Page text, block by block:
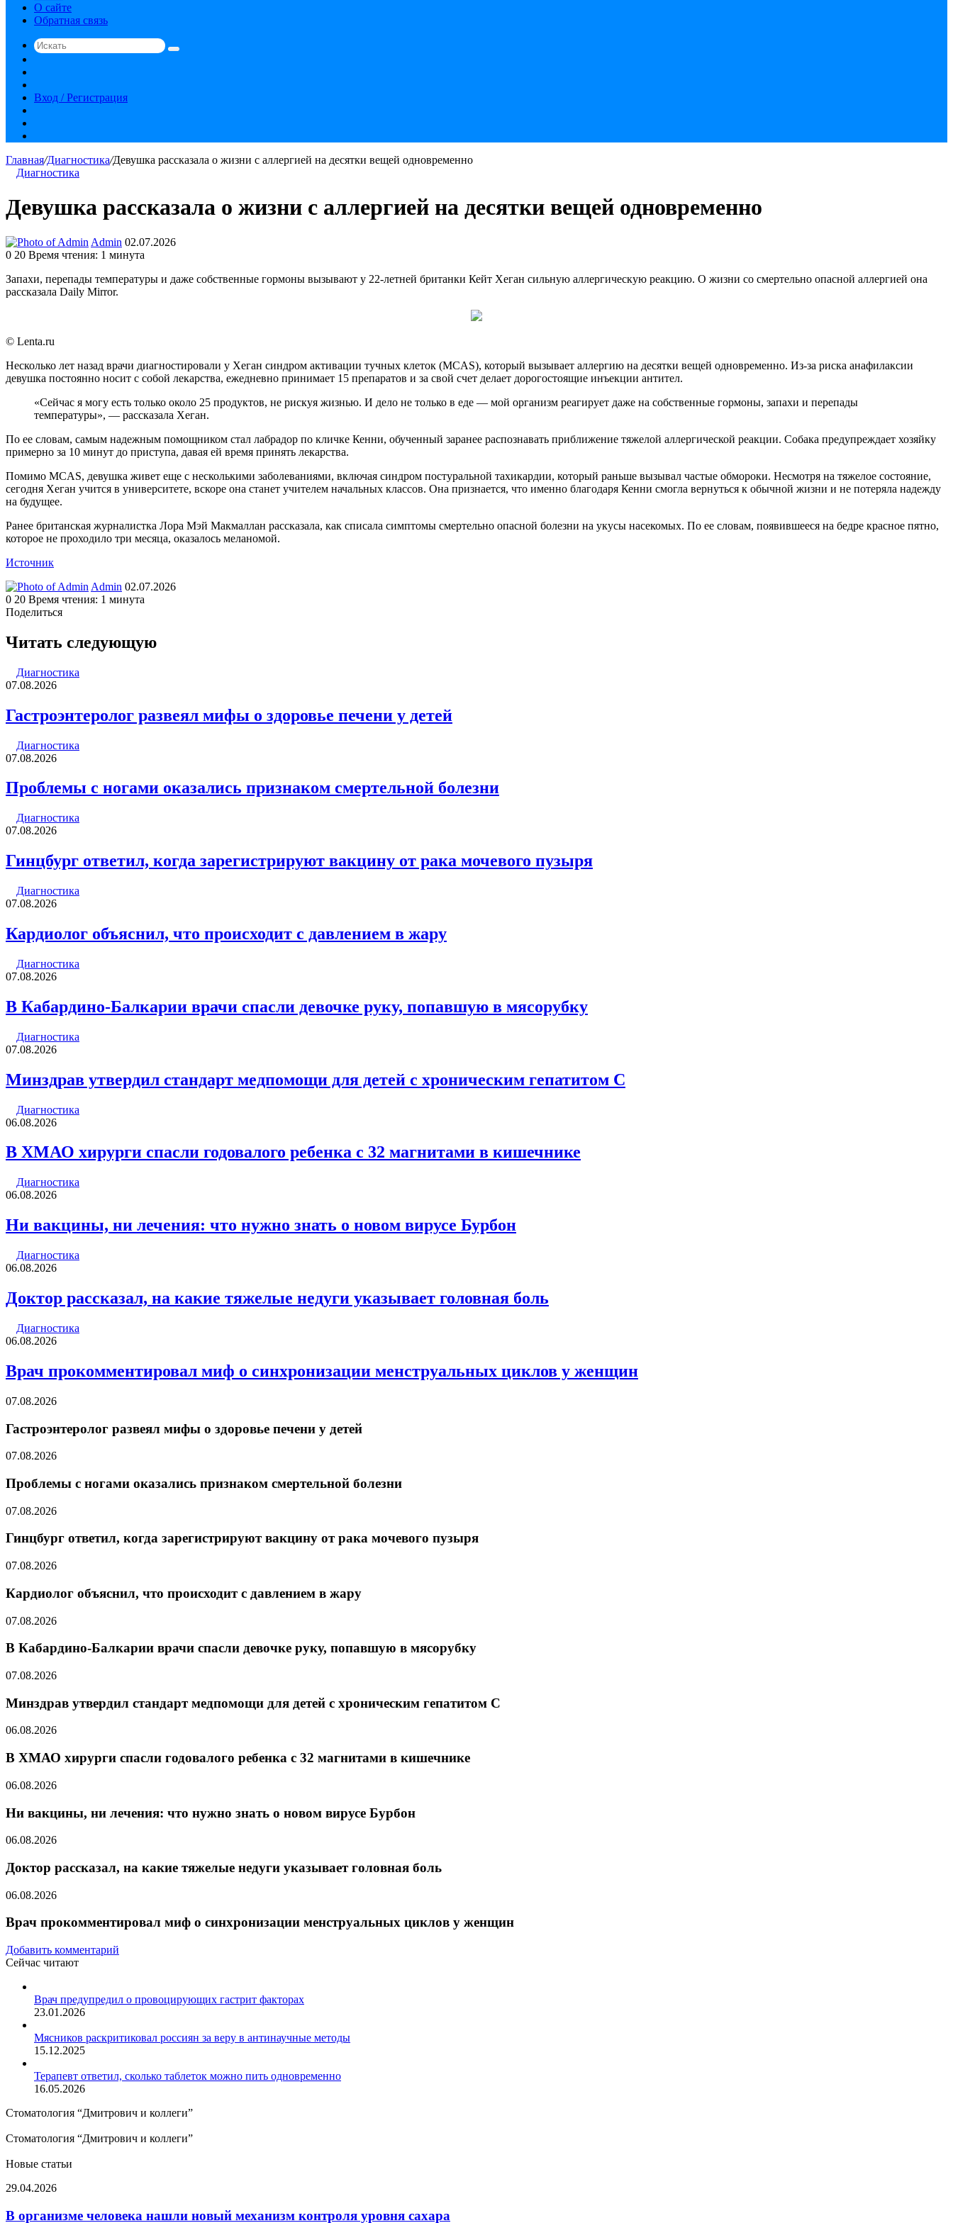
О сайте
Обратная связь
Искать
статья
Вход / Регистрация
Главная/Диагностика/Девушка рассказала о жизни с аллергией на десятки вещей одновременно
Диагностика
Девушка рассказала о жизни с аллергией на десятки вещей одновременно
Admin Send
an
02.07.2026
0 20 Время чтения: 1 минута
Запахи, перепады температуры и даже собственные гормоны вызывают у 22-летней британки Кейт Хеган сильную аллергическую реакцию. О жизни со смертельно опасной аллергией она
рассказала Daily Mirror.
© Lenta.ru
Несколько лет назад врачи диагностировали у Хеган синдром активации тучных клеток (MCAS), который вызывает аллергию на десятки вещей одновременно. Из-за риска анафилаксии
девушка постоянно носит с собой лекарства, ежедневно принимает 15 препаратов и за свой счет делает дорогостоящие инъекции антител.
«Сейчас я могу есть только около 25 продуктов, не рискуя жизнью. И дело не только в еде — мой организм реагирует даже на собственные гормоны, запахи и перепады
температуры», — рассказала Хеган.
По ее словам, самым надежным помощником стал лабрадор по кличке Кенни, обученный заранее распознавать приближение тяжелой аллергической реакции. Собака предупреждает хозяйку
примерно за 10 минут до приступа, давая ей время принять лекарства.
Помимо MCAS, девушка живет еще с несколькими заболеваниями, включая синдром постуральной тахикардии, который раньше вызывал частые обмороки. Несмотря на тяжелое состояние,
сегодня Хеган учится в университете, вскоре она станет учителем начальных классов. Она признается, что именно благодаря Кенни смогла вернуться к обычной жизни и не потеряла надежду
на будущее.
Ранее британская журналистка Лора Мэй Макмаллан рассказала, как списала симптомы смертельно опасной болезни на укусы насекомых. По ее словам, появившееся на бедре красное пятно,
которое не проходило три месяца, оказалось меланомой.
Источник
Admin Send
an
02.07.2026
0 20 Время чтения: 1 минута
Поделиться
через
электронную
Читать следующую
Диагностика
07.08.2026
Гастроэнтеролог развеял мифы о здоровье печени у детей
Диагностика
07.08.2026
Проблемы с ногами оказались признаком смертельной болезни
Диагностика
07.08.2026
Гинцбург ответил, когда зарегистрируют вакцину от рака мочевого пузыря
Диагностика
07.08.2026
Кардиолог объяснил, что происходит с давлением в жару
Диагностика
07.08.2026
В Кабардино-Балкарии врачи спасли девочке руку, попавшую в мясорубку
Диагностика
07.08.2026
Минздрав утвердил стандарт медпомощи для детей с хроническим гепатитом С
Диагностика
06.08.2026
В ХМАО хирурги спасли годовалого ребенка с 32 магнитами в кишечнике
Диагностика
06.08.2026
Ни вакцины, ни лечения: что нужно знать о новом вирусе Бурбон
Диагностика
06.08.2026
Доктор рассказал, на какие тяжелые недуги указывает головная боль
Диагностика
06.08.2026
Врач прокомментировал миф о синхронизации менструальных циклов у женщин
07.08.2026
Гастроэнтеролог развеял мифы о здоровье печени у детей
07.08.2026
Проблемы с ногами оказались признаком смертельной болезни
07.08.2026
Гинцбург ответил, когда зарегистрируют вакцину от рака мочевого пузыря
07.08.2026
Кардиолог объяснил, что происходит с давлением в жару
07.08.2026
В Кабардино-Балкарии врачи спасли девочке руку, попавшую в мясорубку
07.08.2026
Минздрав утвердил стандарт медпомощи для детей с хроническим гепатитом С
06.08.2026
В ХМАО хирурги спасли годовалого ребенка с 32 магнитами в кишечнике
06.08.2026
Ни вакцины, ни лечения: что нужно знать о новом вирусе Бурбон
06.08.2026
Доктор рассказал, на какие тяжелые недуги указывает головная боль
06.08.2026
Врач прокомментировал миф о синхронизации менструальных циклов у женщин
Добавить комментарий
Сейчас читают
Врач предупредил о провоцирующих гастрит факторах
23.01.2026
Мясников раскритиковал россиян за веру в антинаучные методы
15.12.2025
Терапевт ответил, сколько таблеток можно пить одновременно
16.05.2026
Стоматология “Дмитрович и коллеги”
Стоматология “Дмитрович и коллеги”
Новые статьи
В
человека
29.04.2026
В организме человека нашли новый механизм контроля уровня сахара